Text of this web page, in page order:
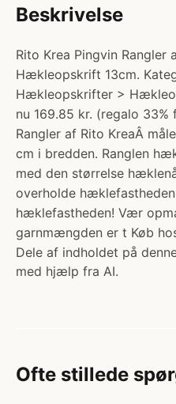
Beskrivelse
Rito Krea Pingvin Rangler
Hækleopskrift 13cm.
Hækleopskrifter >
nu 169.85 kr. (regalo 33%
Rangler af Rito KreaÂ
cm i bredden. Ranglen
med den størrelse
overholde
hæklefastheden! Vær
garnmængden er t Køb
Dele af indholdet på
med hjælp fra AI.
Ofte stillede